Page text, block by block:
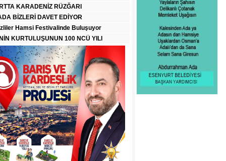
KARADENİZ RÜZĞARI
BİZLERİ DAVET EDİYOR
Hamsi Festivalinde Buluşuyor
KURTULUŞUNUN 100 NCÜ YILI